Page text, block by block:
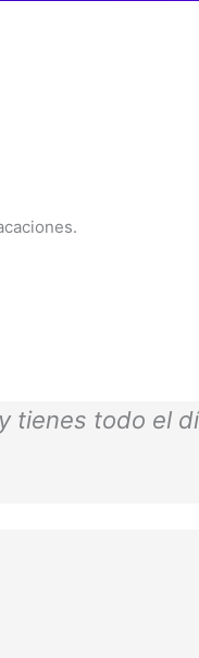
tienes todo el